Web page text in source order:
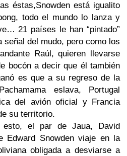
éstas,Snowden está igualito
todo el mundo lo lanza y
21 países le han “pintado”
señal del mudo, pero como los
Raúl, quieren llevarse
bocón a decir que él también
es que a su regreso de la
eslava, Portugal
del avión oficial y Francia
su territorio.
esto, el par de Jaua, David
Edward Snowden viaje en la
obligada a desviarse a